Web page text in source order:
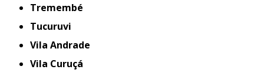
Tremembé
Tucuruvi
Vila Andrade
Vila Curuçá